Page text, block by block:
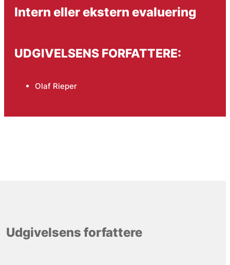
Intern eller ekstern evaluering
UDGIVELSENS FORFATTERE:
Olaf Rieper
Udgivelsens forfattere